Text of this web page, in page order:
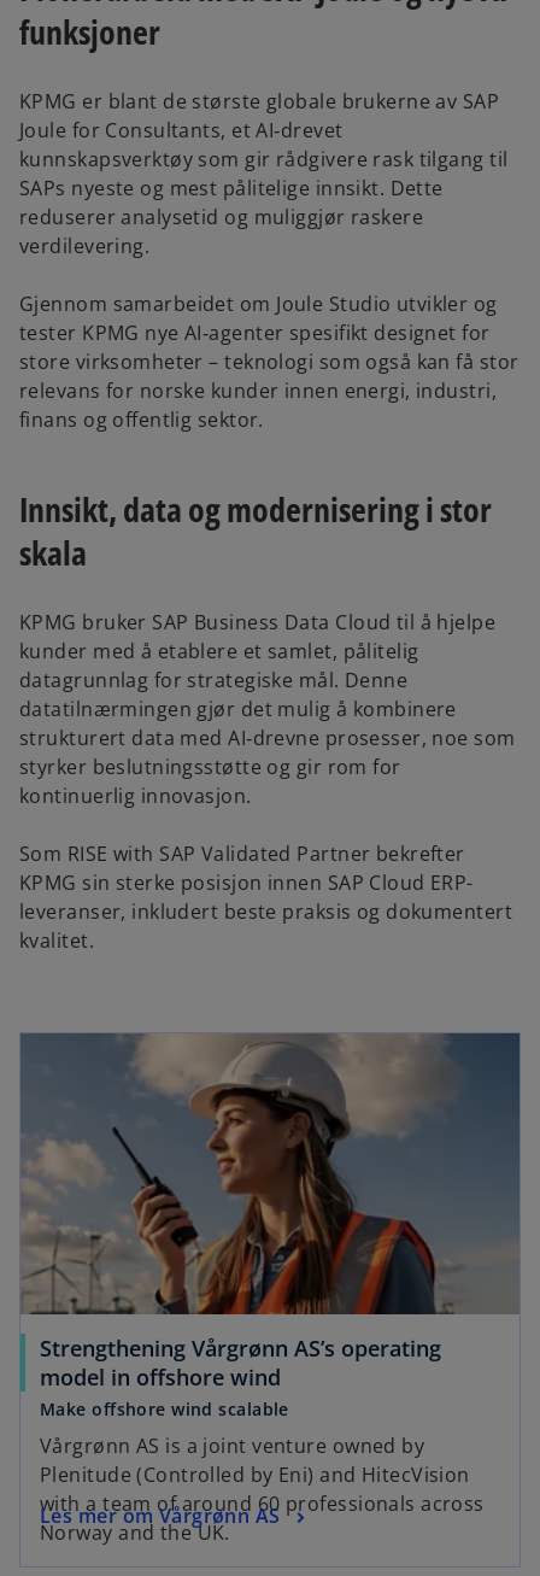
funksjoner
KPMG er blant de største globale brukerne av SAP
Joule for Consultants, et AI‑drevet
kunnskapsverktøy som gir rådgivere rask tilgang til
SAPs nyeste og mest pålitelige innsikt. Dette
reduserer analysetid og muliggjør raskere
verdilevering.
Gjennom samarbeidet om Joule Studio utvikler og
tester KPMG nye AI‑agenter spesifikt designet for
store virksomheter – teknologi som også kan få stor
relevans for norske kunder innen energi, industri,
finans og offentlig sektor.
Innsikt, data og modernisering i stor
skala
KPMG bruker SAP Business Data Cloud til å hjelpe
kunder med å etablere et samlet, pålitelig
datagrunnlag for strategiske mål. Denne
datatilnærmingen gjør det mulig å kombinere
strukturert data med AI‑drevne prosesser, noe som
styrker beslutningsstøtte og gir rom for
kontinuerlig innovasjon.
Som RISE with SAP Validated Partner bekrefter
KPMG sin sterke posisjon innen SAP Cloud ERP-
leveranser, inkludert beste praksis og dokumentert
kvalitet.
Strengthening Vårgrønn AS’s operating
model in offshore wind
Make offshore wind scalable
Vårgrønn AS is a joint venture owned by
Plenitude (Controlled by Eni) and HitecVision
with a team of around 60 professionals across
Norway and the UK.
Les mer om Vårgrønn AS